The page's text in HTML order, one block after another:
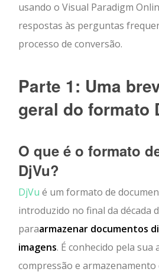
usando o Visual Paradigm
respostas às perguntas
processo de conversão.
Parte 1: Uma
geral do formato
O que é o formato
DjVu?
DjVu é um formato de
introduzido no final da década
paraarmazenar documentos
imagens. É conhecido pela sua
compressão e armazenamento